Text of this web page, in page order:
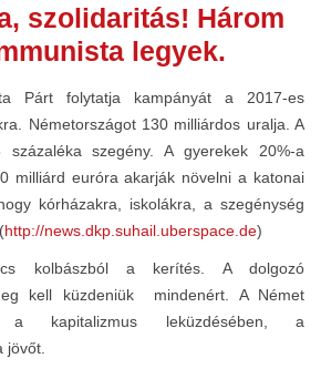
szolidaritás! Három
legyek.
Párt folytatja kampányát a 2017-es
Németországot 130 milliárdos uralja. A
százaléka szegény. A gyerekek 20%-a
milliárd euróra akarják növelni a katonai
kórházakra, iskolákra, a szegénység
http://news.dkp.suhail.uberspace.de)
kolbászból a kerítés. A dolgozó
kell küzdeniük mindenért. A Német
a kapitalizmus leküzdésében, a
jövőt.